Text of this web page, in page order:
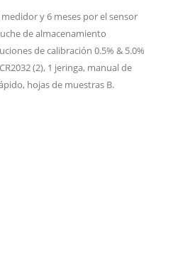
y 6 meses por el sensor
de almacenamiento
de calibración 0.5% & 5.0%
(2), 1 jeringa, manual de
hojas de muestras B.